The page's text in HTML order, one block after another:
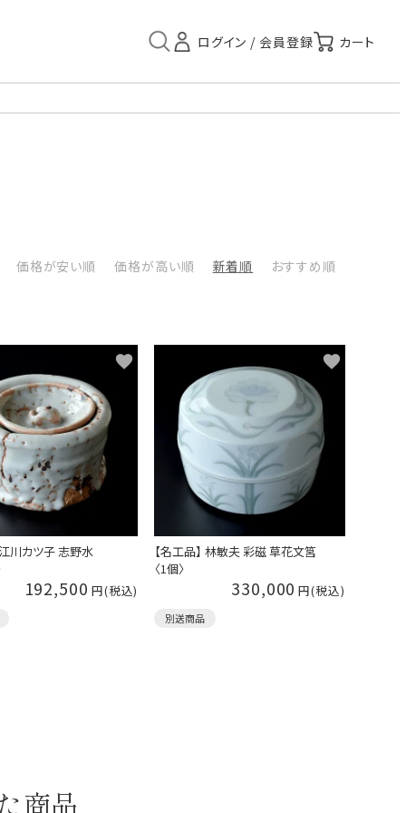
価格が安い順 価格が高い順 新着順 おすすめ順
川カツ子 志野水
192,500
【名工品】 林敏夫 彩磁 草花文筥
〈1個〉
330,000
別送商品
商品